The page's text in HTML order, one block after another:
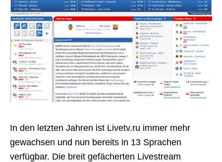
In den letzten Jahren ist Livetv.ru immer mehr
gewachsen und nun bereits in 13 Sprachen
verfügbar. Die breit gefächerten Livestream